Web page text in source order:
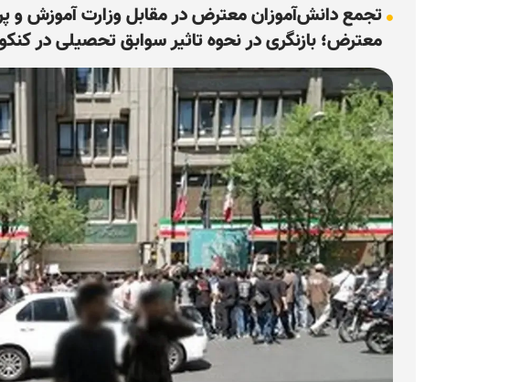
تجمع دانش‌آموزان معترض در مقابل وزارت آموزش و
معترض؛ بازنگری در نحوه تاثیر سوابق تحصیلی در